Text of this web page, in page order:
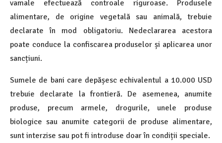
vamale efectuează controale riguroase. Produsele
alimentare, de origine vegetală sau animală, trebuie
declarate în mod obligatoriu. Nedeclararea acestora
poate conduce la confiscarea produselor și aplicarea unor
sancțiuni.
Sumele de bani care depășesc echivalentul a 10.000 USD
trebuie declarate la frontieră. De asemenea, anumite
produse, precum armele, drogurile, unele produse
biologice sau anumite categorii de produse alimentare,
sunt interzise sau pot fi introduse doar în condiții speciale.